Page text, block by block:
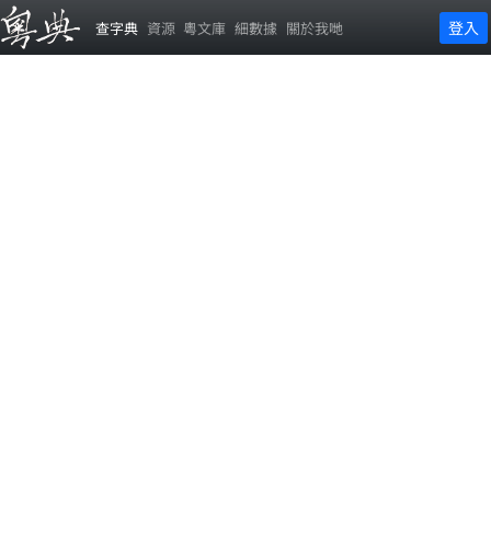
查字典 資源 粵文庫 細數據 關於我哋 登入